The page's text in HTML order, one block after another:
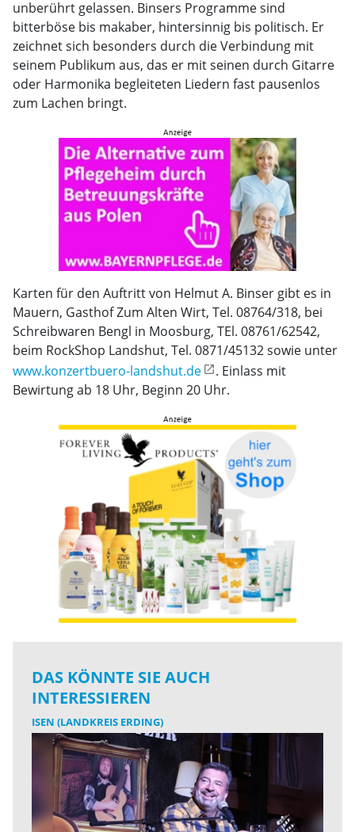
unberührt gelassen. Binsers Programme sind
bitterböse bis makaber, hintersinnig bis politisch. Er
zeichnet sich besonders durch die Verbindung mit
seinem Publikum aus, das er mit seinen durch Gitarre
oder Harmonika begleiteten Liedern fast pausenlos
zum Lachen bringt.
Karten für den Auftritt von Helmut A. Binser gibt es in
Mauern, Gasthof Zum Alten Wirt, Tel. 08764/318, bei
Schreibwaren Bengl in Moosburg, TEl. 08761/62542,
beim RockShop Landshut, Tel. 0871/45132 sowie unter
www.konzertbuero-landshut.de
. Einlass mit
Bewirtung ab 18 Uhr, Beginn 20 Uhr.
DAS KÖNNTE SIE AUCH
INTERESSIEREN
ISEN (LANDKREIS ERDING)